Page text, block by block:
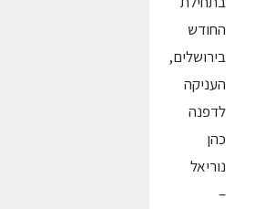
החודש
בירושלים,
העניקה
לדפנה
כהן
נוריאל
–